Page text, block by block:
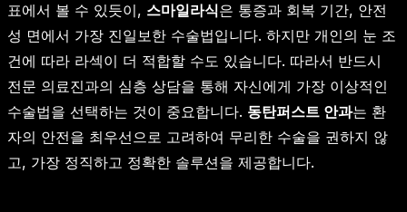
표에서 볼 수 있듯이, 스마일라식은 통증과 회복 기간, 안전
성 면에서 가장 진일보한 수술법입니다. 하지만 개인의 눈 조
건에 따라 라섹이 더 적합할 수도 있습니다. 따라서 반드시
전문 의료진과의 심층 상담을 통해 자신에게 가장 이상적인
수술법을 선택하는 것이 중요합니다. 동탄퍼스트 안과는 환
자의 안전을 최우선으로 고려하여 무리한 수술을 권하지 않
고, 가장 정직하고 정확한 솔루션을 제공합니다.